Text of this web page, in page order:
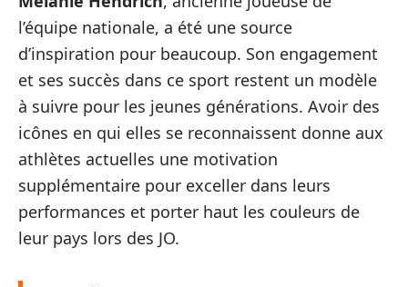
l’équipe nationale, a été une source
d’inspiration pour beaucoup. Son engagement
et ses succès dans ce sport restent un modèle
à suivre pour les jeunes générations. Avoir des
icônes en qui elles se reconnaissent donne aux
athlètes actuelles une motivation
supplémentaire pour exceller dans leurs
performances et porter haut les couleurs de
leur pays lors des JO.